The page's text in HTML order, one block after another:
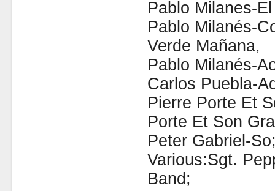
Pablo Milanes-
Pablo Milanés-
Verde Mañana,
Pablo Milanés-
Carlos Puebla-
Pierre Porte Et
Porte Et Son
Peter Gabriel-
Various:Sgt.
Band;